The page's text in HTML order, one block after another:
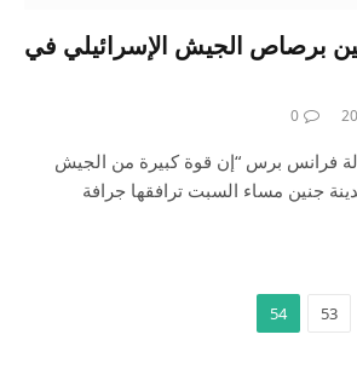
برصاص الجيش الإسرائيلي في
0
فرانس برس “إن قوة كبيرة من الجيش
جنين مساء السبت ترافقها جرافة
53
54